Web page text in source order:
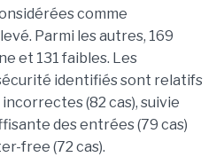
comme
Parmi les autres, 169
et 131 faibles. Les
identifiés sont relatifs
(82 cas), suivie
des entrées (79 cas)
free (72 cas).